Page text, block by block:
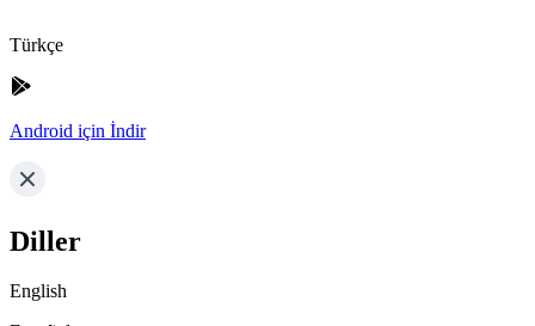
Türkçe
Android için İndir
Diller
English